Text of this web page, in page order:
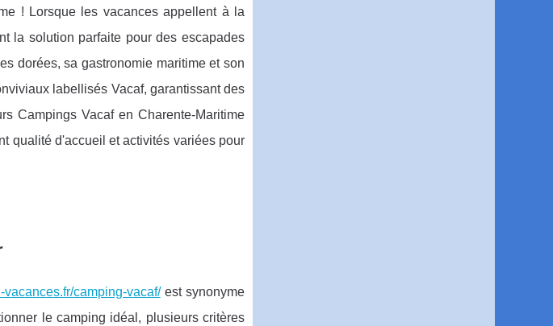
! Lorsque les vacances appellent à la
la solution parfaite pour des escapades
dorées, sa gastronomie maritime et son
labellisés Vacaf, garantissant des
Campings Vacaf en Charente-Maritime
qualité d'accueil et activités variées pour
vacances.fr/camping-vacaf/est synonyme
le camping idéal, plusieurs critères